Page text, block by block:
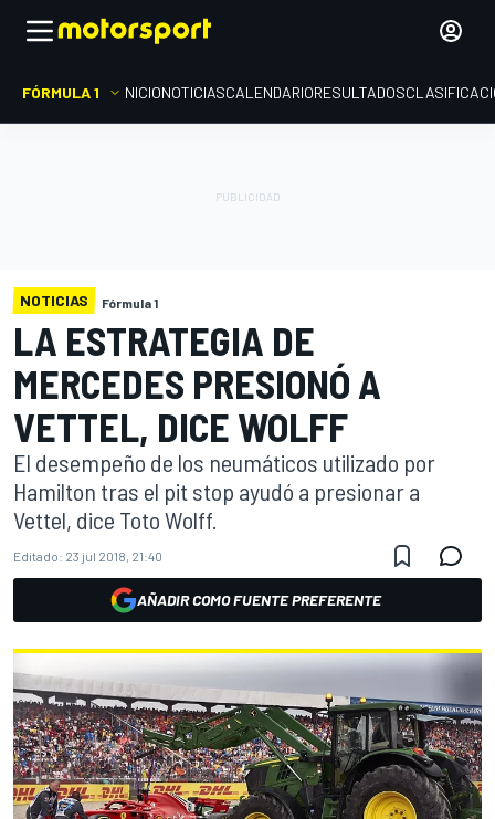
FÓRMULA 1 INICIONOTICIASCALENDARIORESULTADOS
NOTICIAS Fórmula 1
LA ESTRATEGIA DE
MERCEDES PRESIONÓ A
VETTEL, DICE WOLFF
El desempeño de los neumáticos utilizado por
Hamilton tras el pit stop ayudó a presionar a
Vettel, dice Toto Wolff.
Editado: 23 jul 2018, 21:40
AÑADIR COMO FUENTE PREFERENTE